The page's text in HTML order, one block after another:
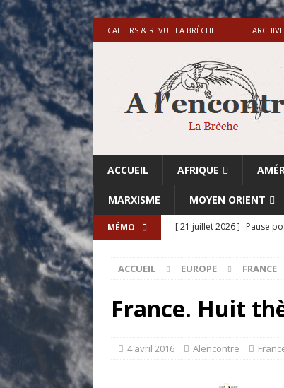
CAHIERS & REVUE LA BRÈCHE
ACCUEIL AFRIQUE
MARXISME MOYEN ORIENT
MÉMO [ 21 juillet 2026 ] Pause
[ 18 juillet 2026 ]
Israël-
avant les élections du 27
«Le
et une menace»
ETATS-
ACCUEIL EUROPE FRANCE
France. Huit
4 avril 2016 Alencontre